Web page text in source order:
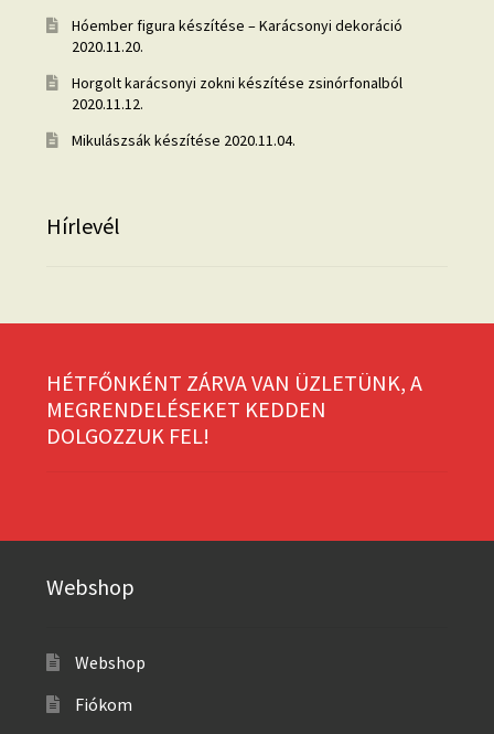
Hóember figura készítése – Karácsonyi dekoráció
2020.11.20.
Horgolt karácsonyi zokni készítése zsinórfonalból
2020.11.12.
Mikulászsák készítése 2020.11.04.
Hírlevél
HÉTFŐNKÉNT ZÁRVA VAN ÜZLETÜNK, A
MEGRENDELÉSEKET KEDDEN
DOLGOZZUK FEL!
Webshop
Webshop
Fiókom